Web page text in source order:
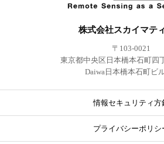
株式会社スカイマテ
〒103-0021
東京都中央区日本橋本石町四
Daiwa日本橋本石町ビ
情報セキュリティ方
プライバシーポリシ